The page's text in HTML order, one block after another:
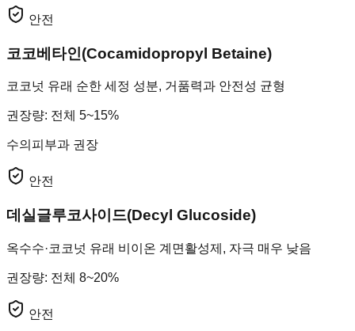
안전
코코베타인(Cocamidopropyl Betaine)
코코넛 유래 순한 세정 성분, 거품력과 안전성 균형
권장량: 전체 5~15%
수의피부과 권장
안전
데실글루코사이드(Decyl Glucoside)
옥수수·코코넛 유래 비이온 계면활성제, 자극 매우 낮음
권장량: 전체 8~20%
안전